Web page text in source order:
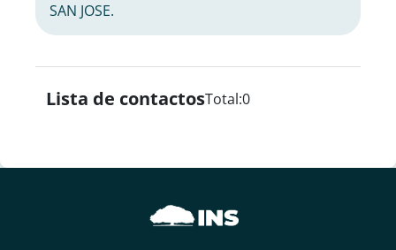
SAN JOSE.
Lista de contactosTotal:0